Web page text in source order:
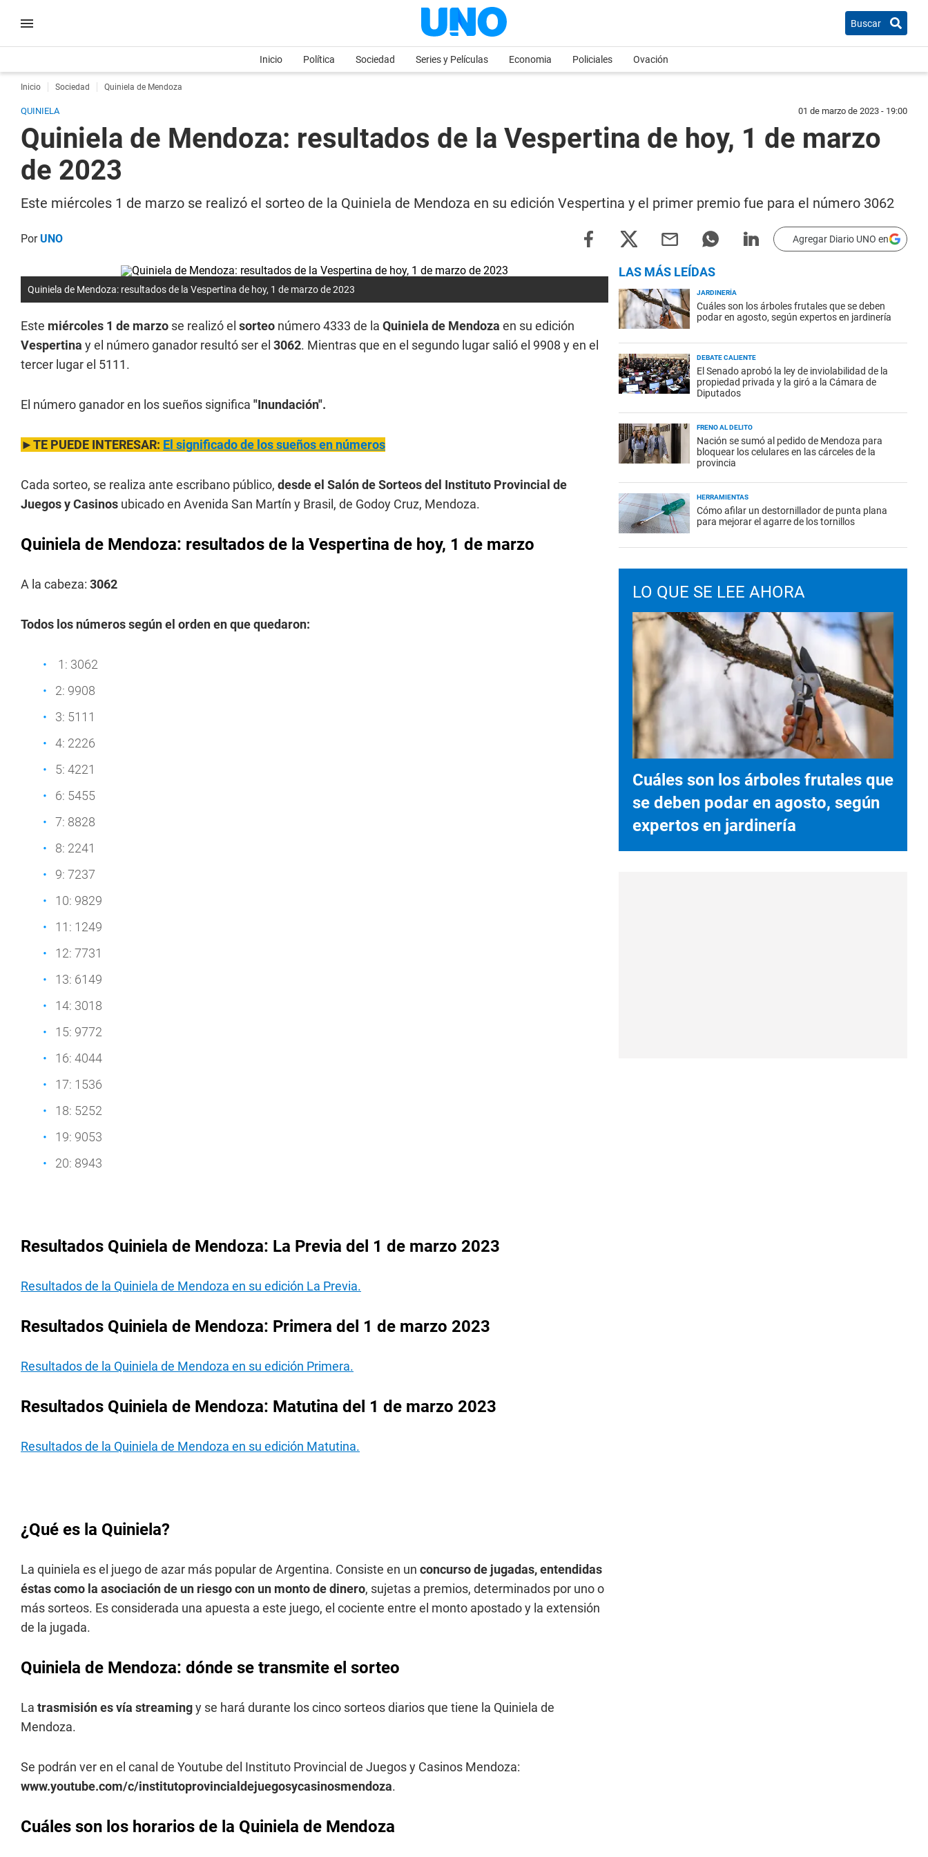
Buscar
Inicio Política Sociedad Series y Películas Economia Policiales Ovación
Inicio Sociedad Quiniela de Mendoza
QUINIELA 01 de marzo de 2023 - 19:00
Quiniela de Mendoza: resultados de la Vespertina de hoy, 1 de marzo
de 2023
Este miércoles 1 de marzo se realizó el sorteo de la Quiniela de Mendoza en su edición Vespertina y el primer premio fue para el número 3062
PorUNO Agregar Diario UNO en
Quiniela de Mendoza: resultados de la Vespertina de hoy, 1 de marzo de 2023
Este miércoles 1 de marzo se realizó el sorteo número 4333 de la Quiniela de Mendoza en su edición
Vespertina y el número ganador resultó ser el 3062. Mientras que en el segundo lugar salió el 9908 y en el
tercer lugar el 5111.
El número ganador en los sueños significa "Inundación".
►TE PUEDE INTERESAR: El significado de los sueños en números
Cada sorteo, se realiza ante escribano público, desde el Salón de Sorteos del Instituto Provincial de
Juegos y Casinos ubicado en Avenida San Martín y Brasil, de Godoy Cruz, Mendoza.
Quiniela de Mendoza: resultados de la Vespertina de hoy, 1 de marzo
A la cabeza: 3062
Todos los números según el orden en que quedaron:
1: 3062
2: 9908
3: 5111
4: 2226
5: 4221
6: 5455
7: 8828
8: 2241
9: 7237
10: 9829
11: 1249
12: 7731
13: 6149
14: 3018
15: 9772
16: 4044
17: 1536
18: 5252
19: 9053
20: 8943
Resultados Quiniela de Mendoza: La Previa del 1 de marzo 2023
Resultados de la Quiniela de Mendoza en su edición La Previa.
Resultados Quiniela de Mendoza: Primera del 1 de marzo 2023
Resultados de la Quiniela de Mendoza en su edición Primera.
Resultados Quiniela de Mendoza: Matutina del 1 de marzo 2023
Resultados de la Quiniela de Mendoza en su edición Matutina.
¿Qué es la Quiniela?
La quiniela es el juego de azar más popular de Argentina. Consiste en un concurso de jugadas, entendidas
éstas como la asociación de un riesgo con un monto de dinero, sujetas a premios, determinados por uno o
más sorteos. Es considerada una apuesta a este juego, el cociente entre el monto apostado y la extensión
de la jugada.
Quiniela de Mendoza: dónde se transmite el sorteo
La trasmisión es vía streamingy se hará durante los cinco sorteos diarios que tiene la Quiniela de
Mendoza.
Se podrán ver en el canal de Youtube del Instituto Provincial de Juegos y Casinos Mendoza:
www.youtube.com/c/institutoprovincialdejuegosycasinosmendoza.
Cuáles son los horarios de la Quiniela de Mendoza
LAS MÁS LEÍDAS
JARDINERÍA
Cuáles son los árboles frutales que se deben
podar en agosto, según expertos en jardinería
DEBATE CALIENTE
El Senado aprobó la ley de inviolabilidad de la
propiedad privada y la giró a la Cámara de
Diputados
FRENO AL DELITO
Nación se sumó al pedido de Mendoza para
bloquear los celulares en las cárceles de la
provincia
HERRAMIENTAS
Cómo afilar un destornillador de punta plana
para mejorar el agarre de los tornillos
LO QUE SE LEE AHORA
Cuáles son los árboles frutales que
se deben podar en agosto, según
expertos en jardinería